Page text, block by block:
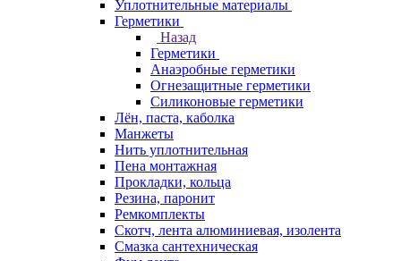
Уплотнительные материалы
Герметики
Назад
Герметики
Анаэробные герметики
Огнезащитные герметики
Силиконовые герметики
Лён, паста, каболка
Манжеты
Нить уплотнительная
Пена монтажная
Прокладки, кольца
Резина, паронит
Ремкомплекты
Скотч, лента алюминиевая, изолента
Смазка сантехническая